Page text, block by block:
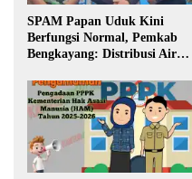
SPAM Papan Uduk Kini
Berfungsi Normal, Pemkab
Bengkayang: Distribusi Air
Warga